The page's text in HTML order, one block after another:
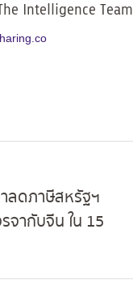
Intelligence Team
ลดภาษีสหรัฐฯ
จากับจีน ใน 15